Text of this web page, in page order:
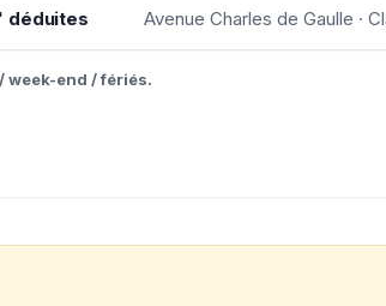
déduites Avenue Charles de Gaulle ·
week-end / fériés.